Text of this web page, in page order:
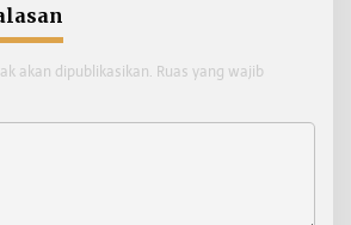
akan dipublikasikan. Ruas yang wajib